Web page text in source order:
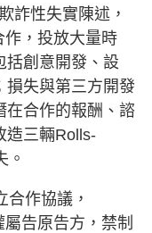
詐性失實陳述，
作，投放大量時
括創意開發、設
損失與第三方開發
在合作的報酬、諮
造三輛Rolls-
。
作協議，
屬告原告方，禁制